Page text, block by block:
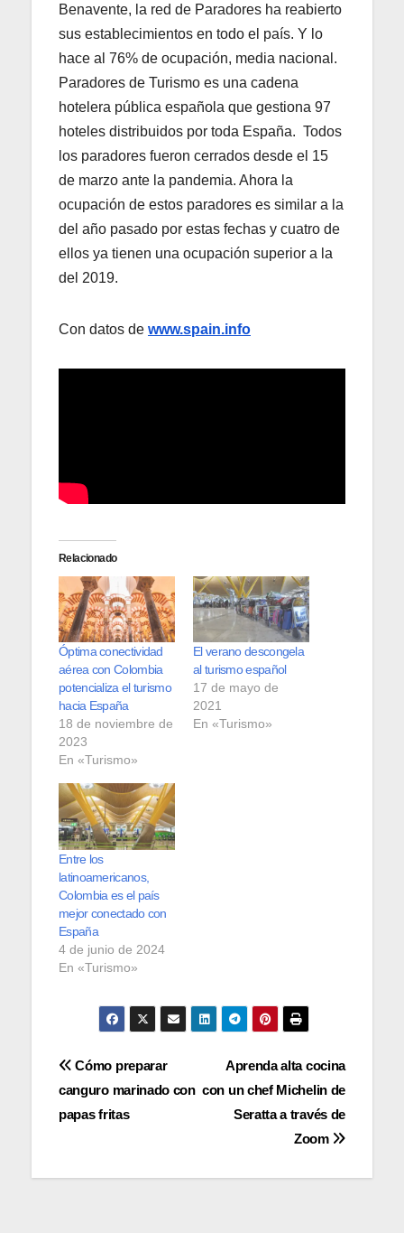
Benavente, la red de Paradores ha reabierto
sus establecimientos en todo el país. Y lo
hace al 76% de ocupación, media nacional.
Paradores de Turismo es una cadena
hotelera pública española que gestiona 97
hoteles distribuidos por toda España. Todos
los paradores fueron cerrados desde el 15
de marzo ante la pandemia. Ahora la
ocupación de estos paradores es similar a la
del año pasado por estas fechas y cuatro de
ellos ya tienen una ocupación superior a la
del 2019.
Con datos de www.spain.info
Relacionado
Óptima conectividad
aérea con Colombia
potencializa el turismo
hacia España
18 de noviembre de
2023
En «Turismo»
El verano descongela
al turismo español
17 de mayo de
2021
En «Turismo»
Entre los
latinoamericanos,
Colombia es el país
mejor conectado con
España
4 de junio de 2024
En «Turismo»
Navegación
de
Aprenda alta cocina
con un chef Michelin de
Seratta a través de
Zoom
Cómo preparar
canguro marinado con
papas fritas